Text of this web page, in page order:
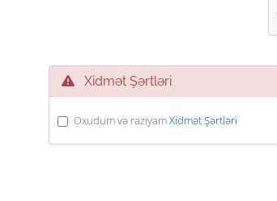
Xidmət Şərtləri
Oxudum və razıyamXidmət Şərtləri